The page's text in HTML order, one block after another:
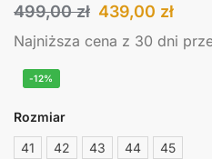
499,00zł 439,00 zł
Najniższa cena z 30 dni
-12%
Rozmiar
41
42 43 44 45